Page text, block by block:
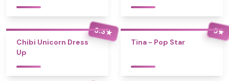
3.3★
Chibi Unicorn Dress
Up
5★
Tina - Pop Star